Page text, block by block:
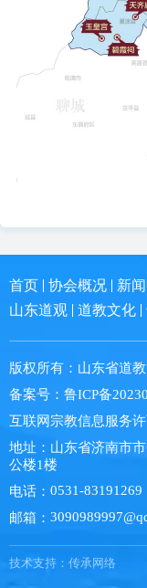
首页 协会概况 新
山东道观
道教文化
版权所有： 山东省道
备案号： 鲁ICP备
互联网宗教信息服务许
地址： 山东省济南市
公楼1楼
电话： 0531-83191269
邮箱：
技术支持： 传承网络